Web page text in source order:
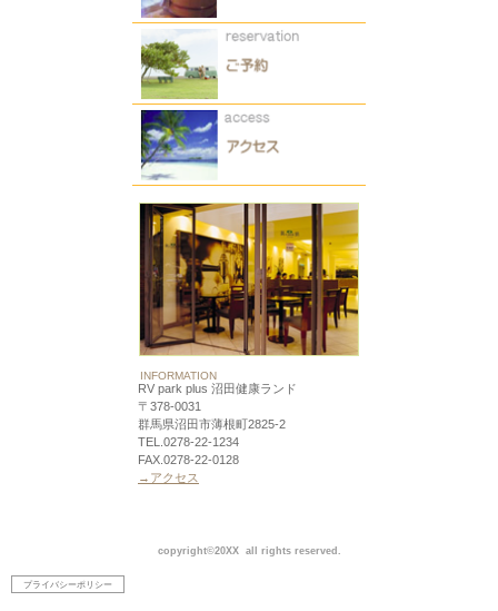
INFORMATION
RV park plus 沼田健康ランド
〒378-0031
群馬県沼田市薄根町2825-2
TEL.0278-22-1234
FAX.0278-22-0128
→アクセス
copyright©20XX all rights reserved.
プライバシーポリシー